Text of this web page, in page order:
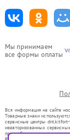
Мы принимаем
все формы оплаты
Вся информация на сайте
Товарные знаки
сервисные центры dnt.kitfort-
неавторизованных
правообладателями